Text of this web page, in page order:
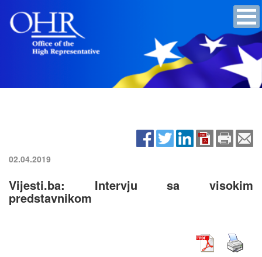
02.04.2019
Vijesti.ba: Intervju sa visokim
predstavnikom